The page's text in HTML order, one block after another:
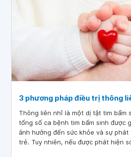
3 phương pháp điều trị thông
Thông liên nhĩ là một dị tật tim bẩm
tổng số ca bệnh tim bẩm sinh được
ảnh hưởng đến sức khỏe và sự
trẻ. Tuy nhiên, nếu được phát hiện